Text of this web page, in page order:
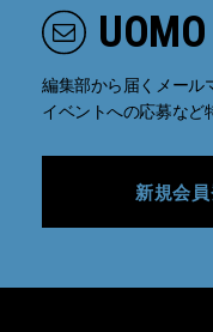
編集部から届くメール
イベントへの応募など
新規会